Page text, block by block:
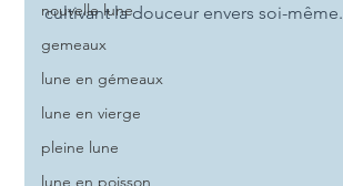
nouvelle lune
gemeaux
lune en gémeaux
lune en vierge
pleine lune
lune en poisson
cultivant la douceur envers soi-même.